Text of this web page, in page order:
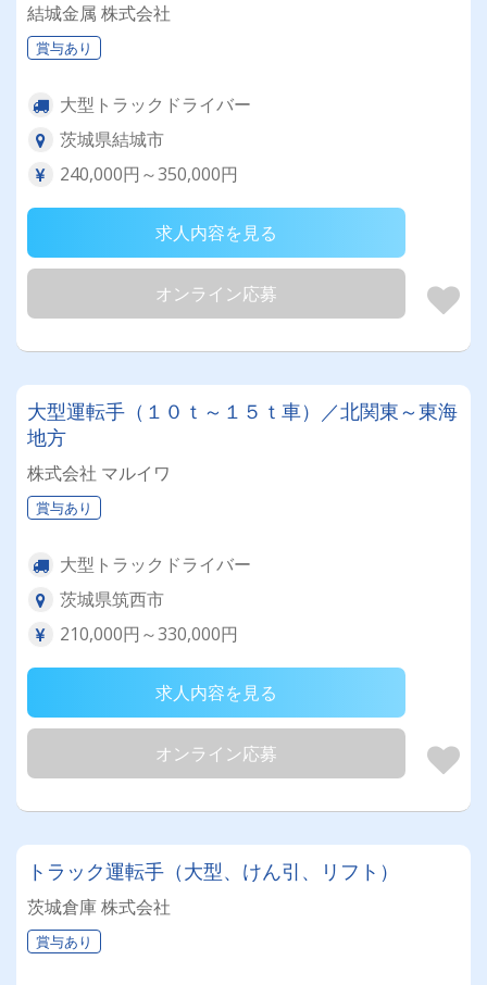
結城金属 株式会社
賞与あり
大型トラックドライバー
茨城県結城市
240,000円～350,000円
求人内容を見る
オンライン応募
大型運転手（１０ｔ～１５ｔ車）／北関東～東海
地方
株式会社 マルイワ
賞与あり
大型トラックドライバー
茨城県筑西市
210,000円～330,000円
求人内容を見る
オンライン応募
トラック運転手（大型、けん引、リフト）
茨城倉庫 株式会社
賞与あり